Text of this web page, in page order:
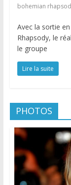
bohemian
Avec la sortie
Rhapsody, le
le groupe
Lire la suite
PHOTOS